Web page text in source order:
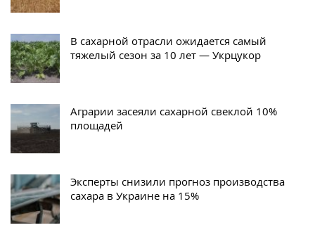
В сахарной отрасли ожидается самый
тяжелый сезон за 10 лет — Укрцукор
Аграрии засеяли сахарной свеклой 10%
площадей
Эксперты снизили прогноз производства
сахара в Украине на 15%